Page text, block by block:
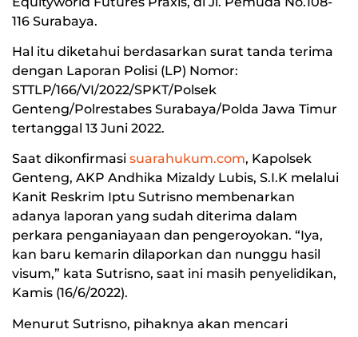
116 Surabaya.
Hal itu diketahui berdasarkan surat tanda terima
dengan Laporan Polisi (LP) Nomor:
STTLP/166/VI/2022/SPKT/Polsek
Genteng/Polrestabes Surabaya/Polda Jawa Timur
tertanggal 13 Juni 2022.
Saat dikonfirmasi suarahukum.com, Kapolsek
Genteng, AKP Andhika Mizaldy Lubis, S.I.K melalui
Kanit Reskrim Iptu Sutrisno membenarkan
adanya laporan yang sudah diterima dalam
perkara penganiayaan dan pengeroyokan. “Iya,
kan baru kemarin dilaporkan dan nunggu hasil
visum,” kata Sutrisno, saat ini masih penyelidikan,
Kamis (16/6/2022).
Menurut Sutrisno, pihaknya akan mencari